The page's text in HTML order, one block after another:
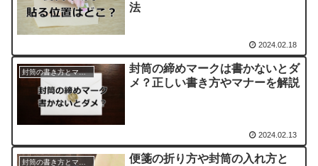
法
2024.02.18
封筒の書き方とマナー
封筒の締めマークは書かないとダ
メ？正しい書き方やマナーを解説
2024.02.13
便箋の折り方や封筒の入れ方と